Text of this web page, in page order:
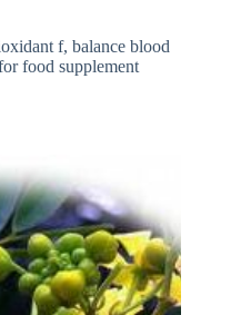
f, balance blood
food supplement